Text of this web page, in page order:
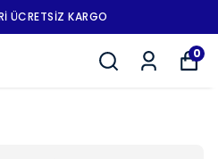
ÜCRETSIZ KARGO
0